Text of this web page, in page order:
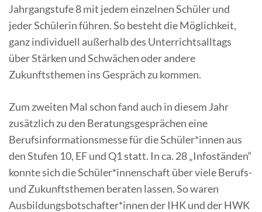
Jahrgangstufe 8 mit jedem einzelnen Schüler und
jeder Schülerin führen. So besteht die Möglichkeit,
ganz individuell außerhalb des Unterrichtsalltags
über Stärken und Schwächen oder andere
Zukunftsthemen ins Gespräch zu kommen.
Zum zweiten Mal schon fand auch in diesem Jahr
zusätzlich zu den Beratungsgesprächen eine
Berufsinformationsmesse für die Schüler*innen aus
den Stufen 10, EF und Q1 statt. In ca. 28 „Infoständen“
konnte sich die Schüler*innenschaft über viele Berufs-
und Zukunftsthemen beraten lassen. So waren
Ausbildungsbotschafter*innen der IHK und der HWK